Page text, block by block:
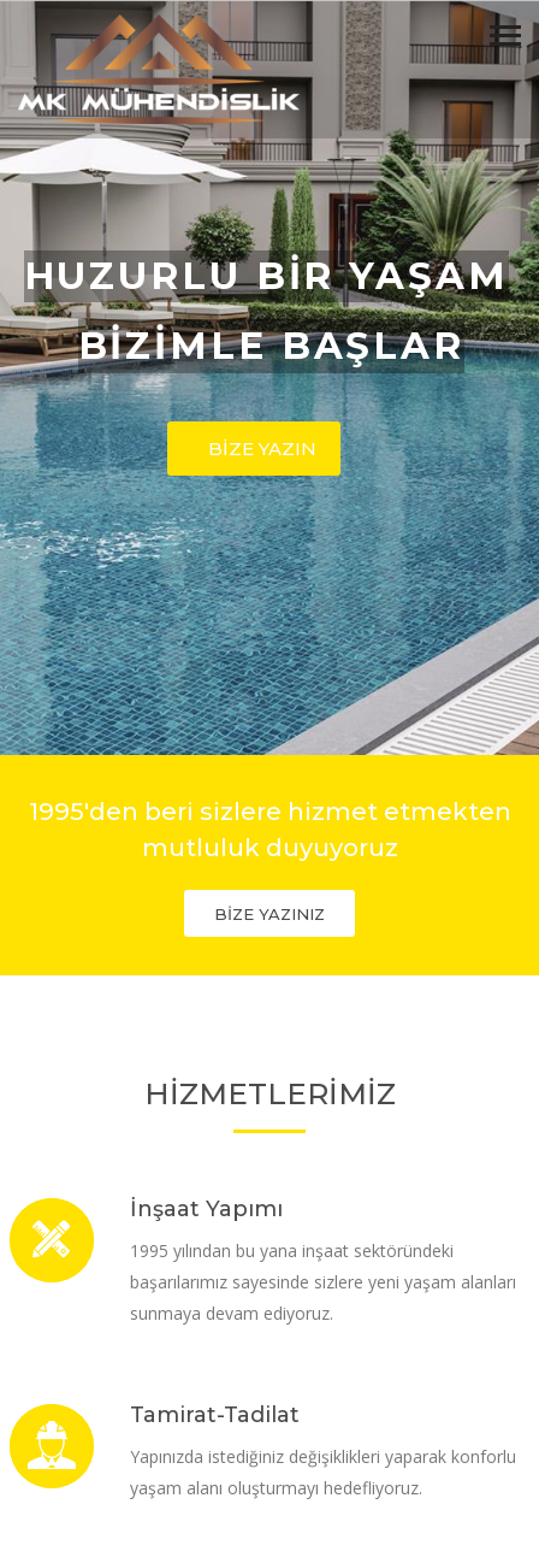
BİZİMLE BAŞLAR
BİZE YAZIN
HUZURLU BİR YAŞAM
1995'den beri sizlere hizmet etmekten
mutluluk duyuyoruz
BİZE YAZINIZ
HİZMETLERİMİZ
İnşaat Yapımı
1995 yılından bu yana inşaat sektöründeki
başarılarımız sayesinde sizlere yeni yaşam alanları
sunmaya devam ediyoruz.
Tamirat-Tadilat
Yapınızda istediğiniz değişiklikleri yaparak konforlu
yaşam alanı oluşturmayı hedefliyoruz.